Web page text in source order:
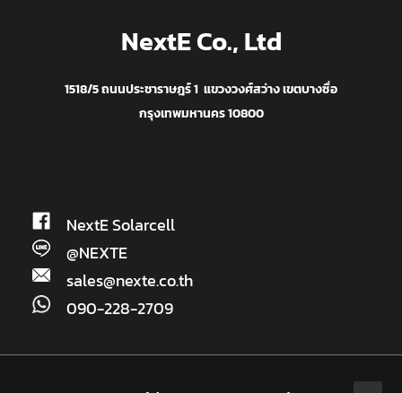
NextE Co., Ltd
1518/5 ถนนประชาราษฎร์ 1 แขวงวงศ์สว่าง เขตบางซื่อ
กรุงเทพมหานคร 10800
NextE Solarcell
@NEXTE
sales@nexte.co.th
090-228-2709